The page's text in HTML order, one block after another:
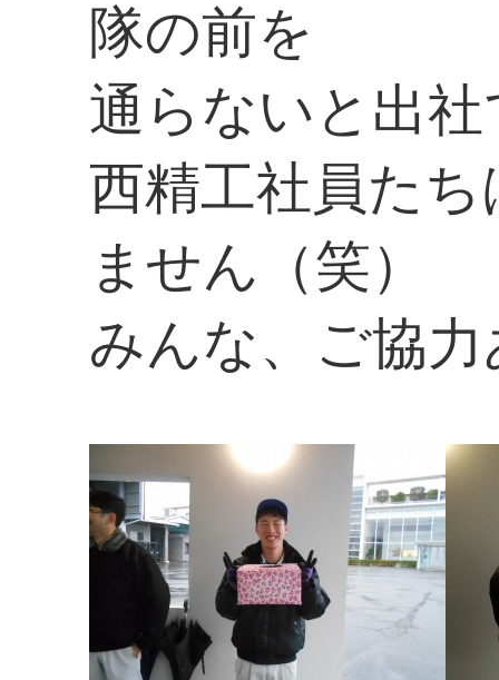
隊の前を
通らないと出
西精工社員た
ません（笑）
みんな、ご協